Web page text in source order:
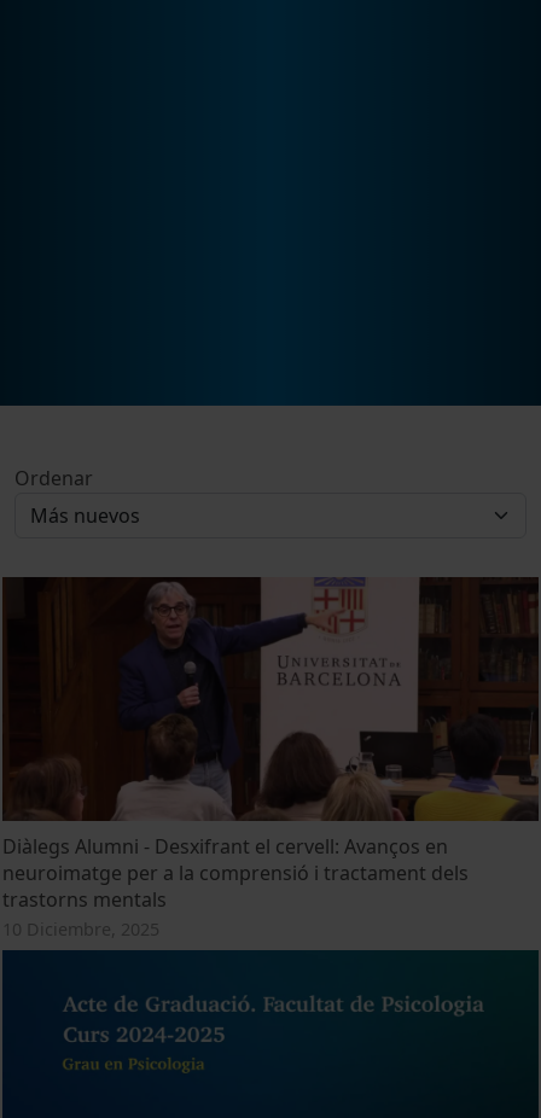
Ordenar
Diàlegs Alumni - Desxifrant el cervell: Avanços en
neuroimatge per a la comprensió i tractament dels
trastorns mentals
10 Diciembre, 2025